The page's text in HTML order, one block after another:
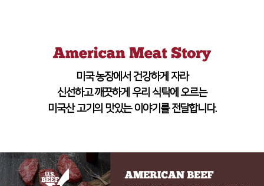
미국 농장에서 건강하게 자라
신선하고 깨끗하게 우리 식탁에 오르는
미국산 고기의 맛있는 이야기를 전달합니다.